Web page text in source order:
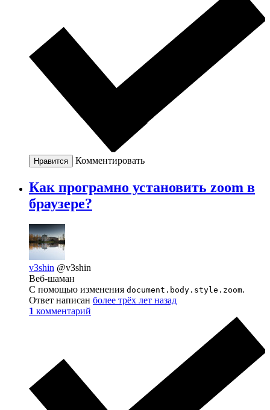
Нравится Комментировать
Как програмно установить zoom в
браузере?
v3shin @v3shin
Веб-шаман
С помощью изменения document.body.style.zoom.
Ответ написан более трёх лет назад
1 комментарий